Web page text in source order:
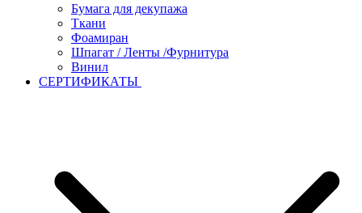
Бумага для декупажа
Ткани
Фоамиран
Шпагат / Ленты /Фурнитура
Винил
СЕРТИФИКАТЫ